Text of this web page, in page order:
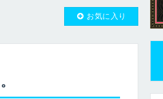
お気に入り